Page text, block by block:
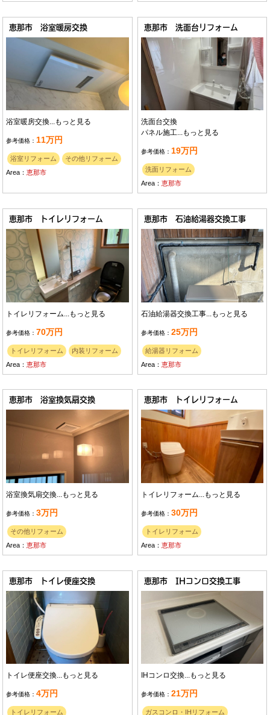
恵那市 浴室暖房交換
浴室暖房交換...もっと見る
参考価格：11万円
浴室リフォーム
その他リフォーム
Area：恵那市
恵那市 洗面台リフォーム
洗面台交換
パネル施工...もっと見る
参考価格：19万円
洗面リフォーム
Area：恵那市
恵那市 トイレリフォーム
トイレリフォーム... もっと見る
参考価格： 70万円
トイレリフォーム
内装リフォーム
Area：恵那市
恵那市 石油給湯器交換工事
石油給湯器交換工事... もっと見る
参考価格：25万円
給湯器リフォーム
Area：恵那市
恵那市 浴室換気扇交換
浴室換気扇交換...もっと見る
参考価格：3万円
その他リフォーム
Area：恵那市
恵那市 トイレリフォーム
トイレリフォーム...もっと見る
参考価格：30万円
トイレリフォーム
Area：恵那市
恵那市 トイレ便座交換
トイレ便座交換...もっと見る
参考価格：4万円
トイレリフォーム
恵那市 IHコンロ交換工事
IHコンロ交換...もっと見る
参考価格：21万円
ガスコンロ・IHリフォーム